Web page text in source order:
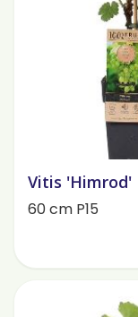
Vitis 'Himrod'
60 cm P15